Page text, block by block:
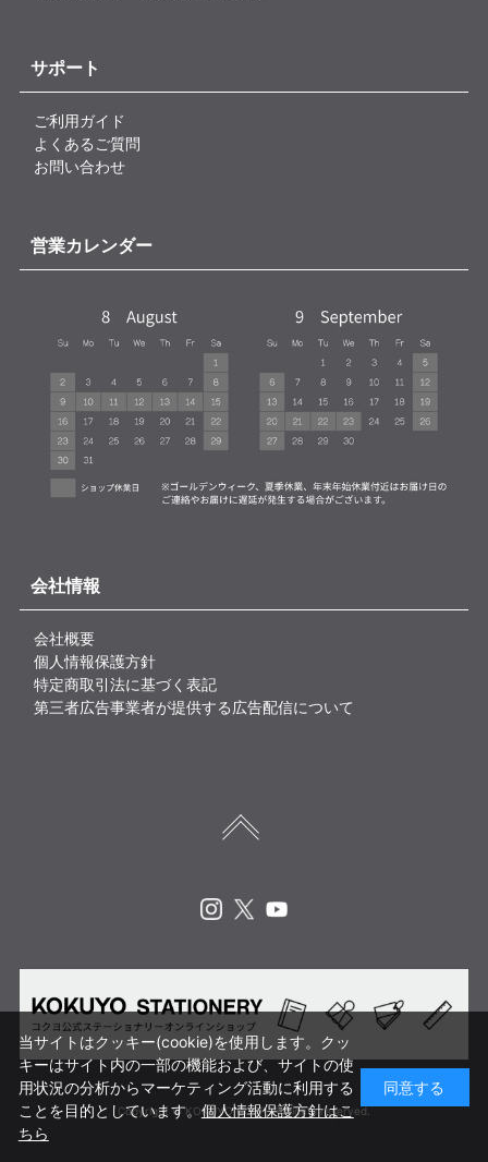
サポート
ご利用ガイド
よくあるご質問
お問い合わせ
営業カレンダー
会社情報
会社概要
個人情報保護方針
特定商取引法に基づく表記
第三者広告事業者が提供する広告配信について
Copyright © KOKUYO CORP. All rights reserved.
当サイトはクッキー(cookie)を使用します。クッ
キーはサイト内の一部の機能および、サイトの使
用状況の分析からマーケティング活動に利用する
ことを目的としています。個人情報保護方針はこ
ちら
同意する